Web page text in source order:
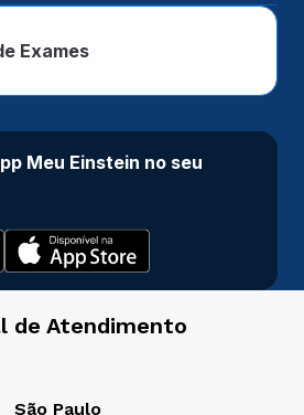
Exames
Meu Einstein no seu
de Atendimento
São Paulo